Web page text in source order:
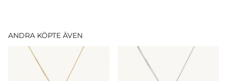
ANDRA KÖPTE ÄVEN